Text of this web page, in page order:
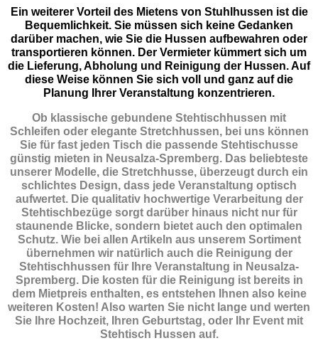
Ein weiterer Vorteil des Mietens von Stuhlhussen ist die
Bequemlichkeit. Sie müssen sich keine Gedanken
darüber machen, wie Sie die Hussen aufbewahren oder
transportieren können. Der Vermieter kümmert sich um
die Lieferung, Abholung und Reinigung der Hussen. Auf
diese Weise können Sie sich voll und ganz auf die
Planung Ihrer Veranstaltung konzentrieren.
Ob klassische gebundene Stehtischhussen mit
Schleifen oder elegante Stretchhussen, bei uns können
Sie für fast jeden Tisch die passende Stehtischusse
günstig mieten in Neusalza-Spremberg. Das beliebteste
unserer Modelle, die Stretchhusse, überzeugt durch ein
schlichtes Design, dass jede Veranstaltung optisch
aufwertet. Die qualitativ hochwertige Verarbeitung der
Stehtischbezüge sorgt darüber hinaus nicht nur für
staunende Blicke, sondern bietet auch den optimalen
Schutz. Wie bei allen Artikeln aus unserem Sortiment
übernehmen wir natürlich auch die Reinigung der
Stehtischhussen für Ihre Veranstaltung in Neusalza-
Spremberg. Die kosten für die Reinigung ist bereits in
dem Mietpreis enthalten, es entstehen Ihnen also keine
weiteren Kosten! Also warten Sie nicht lange und werten
Sie Ihre Hochzeit, Ihren Geburtstag, oder Ihr Event mit
Stehtisch Hussen auf.